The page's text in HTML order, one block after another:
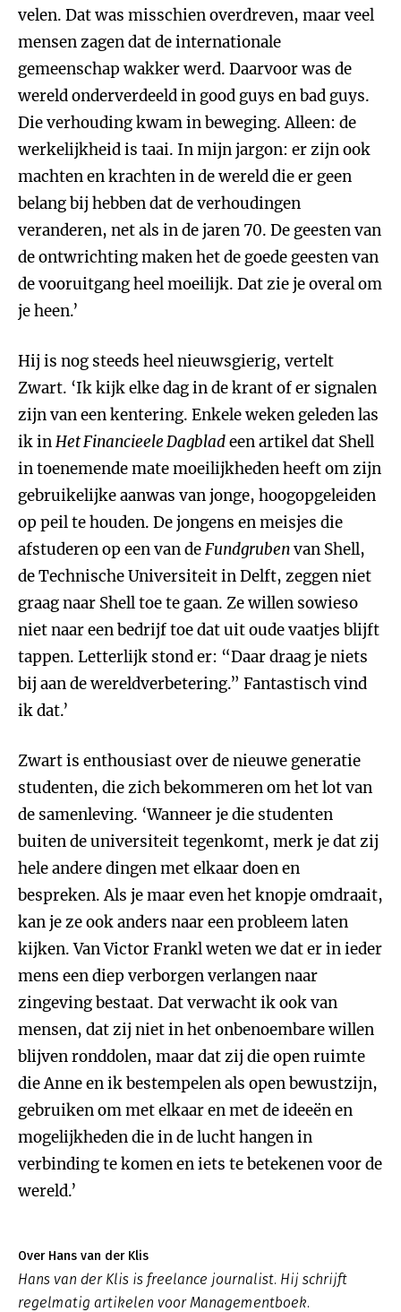
velen. Dat was misschien overdreven, maar veel
mensen zagen dat de internationale
gemeenschap wakker werd. Daarvoor was de
wereld onderverdeeld in good guys en bad guys.
Die verhouding kwam in beweging. Alleen: de
werkelijkheid is taai. In mijn jargon: er zijn ook
machten en krachten in de wereld die er geen
belang bij hebben dat de verhoudingen
veranderen, net als in de jaren 70. De geesten van
de ontwrichting maken het de goede geesten van
de vooruitgang heel moeilijk. Dat zie je overal om
je heen.’
Hij is nog steeds heel nieuwsgierig, vertelt
Zwart. ‘Ik kijk elke dag in de krant of er signalen
zijn van een kentering. Enkele weken geleden las
ik inHet Financieele Dagbladeen artikel dat Shell
in toenemende mate moeilijkheden heeft om zijn
gebruikelijke aanwas van jonge, hoogopgeleiden
op peil te houden. De jongens en meisjes die
afstuderen op een van deFundgrubenvan Shell,
de Technische Universiteit in Delft, zeggen niet
graag naar Shell toe te gaan. Ze willen sowieso
niet naar een bedrijf toe dat uit oude vaatjes blijft
tappen. Letterlijk stond er: “Daar draag je niets
bij aan de wereldverbetering.” Fantastisch vind
ik dat.’
Zwart is enthousiast over de nieuwe generatie
studenten, die zich bekommeren om het lot van
de samenleving. ‘Wanneer je die studenten
buiten de universiteit tegenkomt, merk je dat zij
hele andere dingen met elkaar doen en
bespreken. Als je maar even het knopje omdraait,
kan je ze ook anders naar een probleem laten
kijken. Van Victor Frankl weten we dat er in ieder
mens een diep verborgen verlangen naar
zingeving bestaat. Dat verwacht ik ook van
mensen, dat zij niet in het onbenoembare willen
blijven ronddolen, maar dat zij die open ruimte
die Anne en ik bestempelen als open bewustzijn,
gebruiken om met elkaar en met de ideeën en
mogelijkheden die in de lucht hangen in
verbinding te komen en iets te betekenen voor de
wereld.’
Over Hans van der Klis
Hans van der Klis is freelance journalist. Hij schrijft
regelmatig artikelen voor Managementboek.